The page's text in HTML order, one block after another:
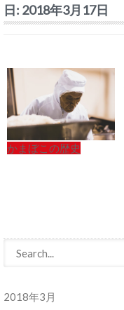
日: 2018年3月17日
かまぼこの歴史
2018年3月